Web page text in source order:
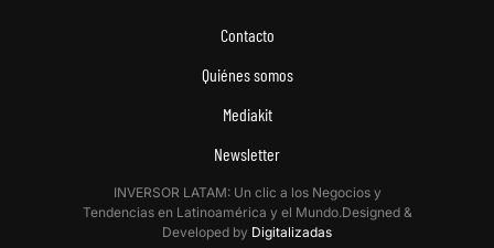
Contacto
Quiénes somos
Mediakit
Newsletter
INVERSOR LATAM: Un clic a los Negocios y
Tendencias en Latinoamérica y el Mundo.Designed &
Developed by Digitalizadas